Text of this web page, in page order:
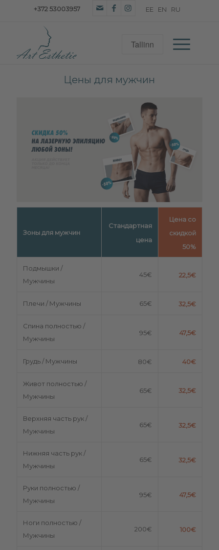
+372 53003957
Цены для мужчин
Зоны для мужчин
Стандартная
цена
Цена со
скидкой
50%
Подмышки /
Мужчины
45€ 22,5€
Плечи / Мужчины 65€ 32,5€
Спина полностью /
Мужчины
95€ 47,5€
Грудь / Мужчины 80€ 40€
Живот полностью /
Мужчины
65€ 32,5€
Верхняя часть рук /
Мужчины
65€ 32,5€
Нижняя часть рук /
Мужчины
65€ 32,5€
Руки полностью /
Мужчины
95€ 47,5€
Ноги полностью /
Мужчины
200€ 100€